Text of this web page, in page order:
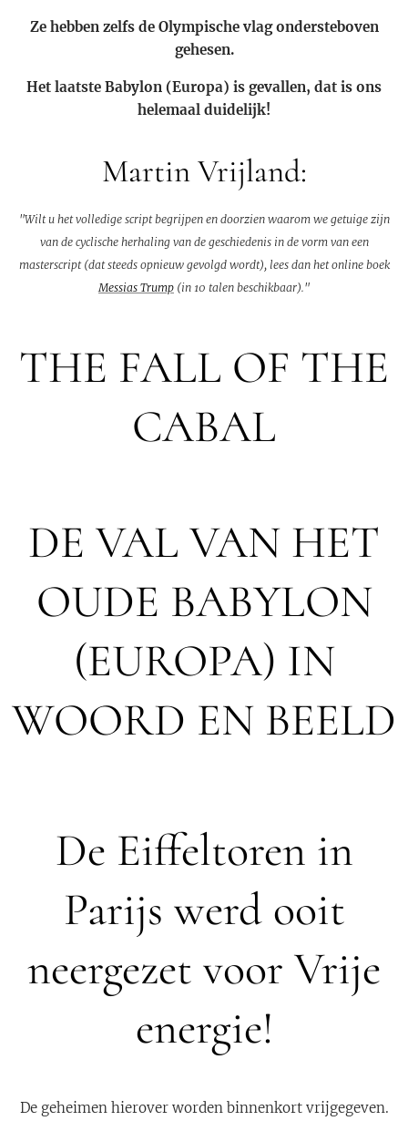
Ze hebben zelfs de Olympische vlag ondersteboven
gehesen.
Het laatste Babylon (Europa) is gevallen, dat is ons
helemaal duidelijk!
Martin Vrijland:
"Wilt u het volledige script begrijpen en doorzien waarom we getuige zijn
van de cyclische herhaling van de geschiedenis in de vorm van een
masterscript (dat steeds opnieuw gevolgd wordt), lees dan het online boek
Messias Trump (in 10 talen beschikbaar)."
THE FALL OF THE
CABAL
DE VAL VAN HET
OUDE BABYLON
(EUROPA) IN
WOORD EN BEELD
De Eiffeltoren in
Parijs werd ooit
neergezet voor Vrije
energie!
De geheimen hierover worden binnenkort vrijgegeven.